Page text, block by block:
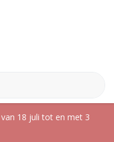
18 juli tot en met 3